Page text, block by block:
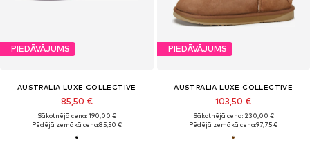
PIEDĀVĀJUMS
AUSTRALIA LUXE COLLECTIVE
85,50 €
Sākotnējā cena: 190,00 €
Pēdējā zemākā cena:85,50 €
PIEDĀVĀJUMS
AUSTRALIA LUXE COLLECTIVE
103,50 €
Sākotnējā cena: 230,00 €
Pēdējā zemākā cena:97,75 €